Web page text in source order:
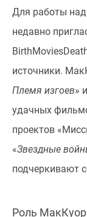
Для работы над
недавно
источники.
Племя изгоев»
удачных
проектов
«Звездные
подчеркивают
Роль